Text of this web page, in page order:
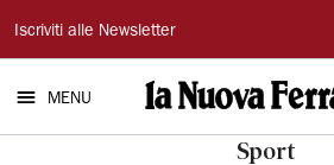
La
Nuova
Ferrara
Iscriviti alle Newsletter
MENU
Sport